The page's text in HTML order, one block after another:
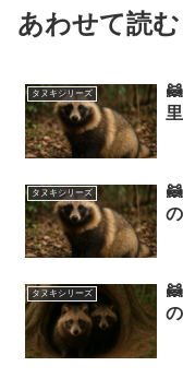
あわせて読む
タヌキシリーズ
タヌキシリーズ
タヌキシリーズ